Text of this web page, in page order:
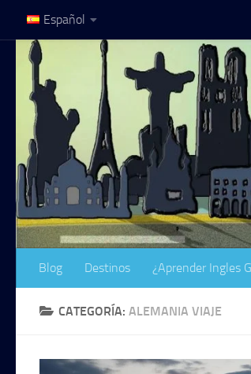
Saltar al contenido
Español
Blog Destinos ¿Aprender Ingles
CATEGORÍA: ALEMANIA VIAJE